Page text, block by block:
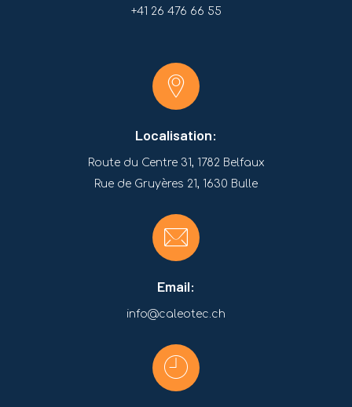
+41 26 476 66 55
Localisation:
Route du Centre 31, 1782 Belfaux
Rue de Gruyères 21, 1630 Bulle
Email:
info@caleotec.ch